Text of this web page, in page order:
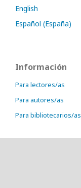
English
Español (España)
Información
Para lectores/as
Para autores/as
Para bibliotecarios/as